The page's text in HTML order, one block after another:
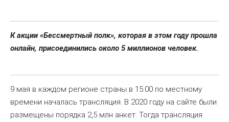
К акции «Бессмертный полк», которая в этом году прошла
онлайн, присоединились около 5 миллионов человек.
9 мая в каждом регионе страны в 15:00 по местному
времени началась трансляция. В 2020 году на сайте были
размещены порядка 2,5 млн анкет. Тогда трансляция